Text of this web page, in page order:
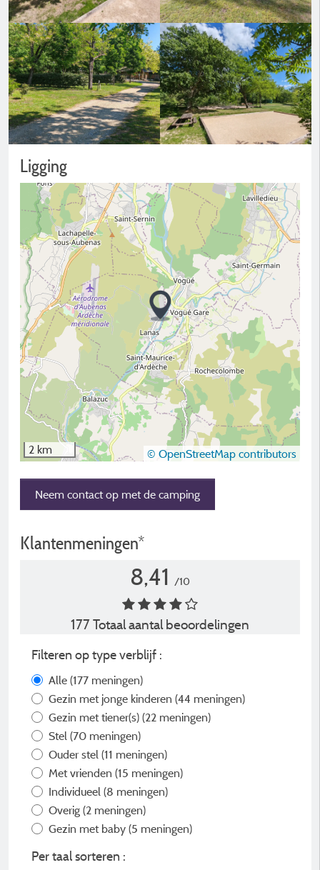
Ligging
2 km © OpenStreetMap contributors
Neem contact op met de camping
Klantenmeningen*
8,41 /10
177 Totaal aantal beoordelingen
Filteren op type verblijf :
Alle (177 meningen)
Gezin met jonge kinderen (44 meningen)
Gezin met tiener(s) (22 meningen)
Stel (70 meningen)
Ouder stel (11 meningen)
Met vrienden (15 meningen)
Individueel (8 meningen)
Overig (2 meningen)
Gezin met baby (5 meningen)
Per taal sorteren :